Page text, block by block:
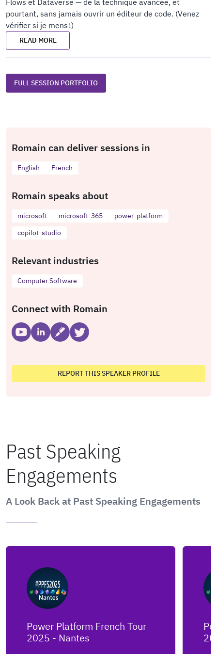
Flows et Dataverse — de la technique avancée, et
pourtant, sans jamais ouvrir un éditeur de code. (Venez
vérifier si je mens !)
READ MORE
FULL SESSION PORTFOLIO
Romain can deliver sessions in
English French
Romain speaks about
microsoft microsoft-365
power-platform
copilot-studio
Relevant industries
Computer Software
Connect with Romain
REPORT THIS SPEAKER PROFILE
Past Speaking
Engagements
A Look Back at Past Speaking Engagements
Power Platform French Tour
2025 - Nantes